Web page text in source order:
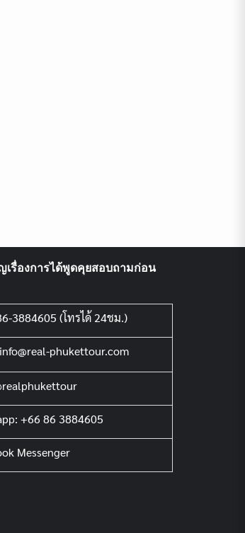
เรื่องการได้พูดคุยสอบถามก่อน
3884605 (โทรได้ 24ชม.)
phukettour.com
+66 86 3884605
Messenger